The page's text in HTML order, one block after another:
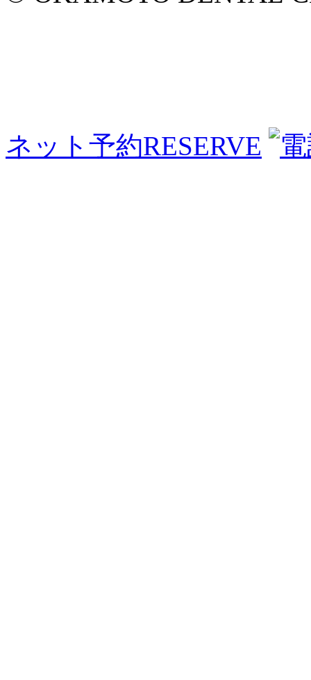
ネット予約RESERVE